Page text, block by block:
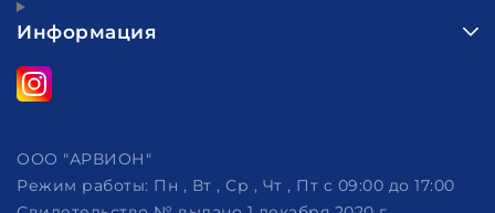
Информация
ООО "АРВИОН"
Режим работы: Пн , Вт , Ср , Чт , Пт c 09:00 до 17:00